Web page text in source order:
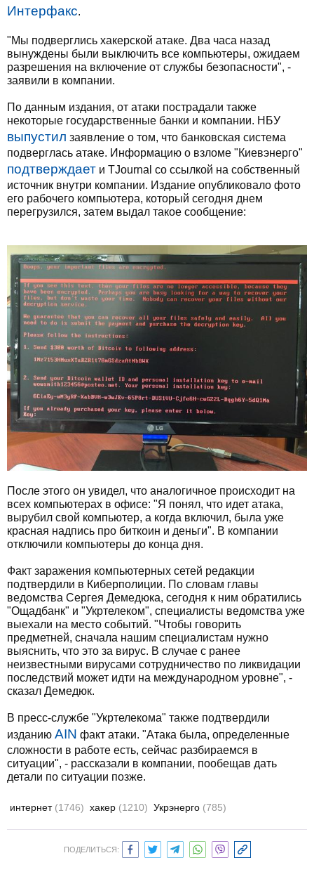
Интерфакс.
"Мы подверглись хакерской атаке. Два часа назад
вынуждены были выключить все компьютеры, ожидаем
разрешения на включение от службы безопасности", -
заявили в компании.
По данным издания, от атаки пострадали также
некоторые государственные банки и компании. НБУ
выпустил заявление о том, что банковская система
подверглась атаке. Информацию о взломе "Киевэнерго"
подтверждает и TJournal со ссылкой на собственный
источник внутри компании. Издание опубликовало фото
его рабочего компьютера, который сегодня днем
перегрузился, затем выдал такое сообщение:
После этого он увидел, что аналогичное происходит на
всех компьютерах в офисе: "Я понял, что идет атака,
вырубил свой компьютер, а когда включил, была уже
красная надпись про биткоин и деньги". В компании
отключили компьютеры до конца дня.
Факт заражения компьютерных сетей редакции
подтвердили в Киберполиции. По словам главы
ведомства Сергея Демедюка, сегодня к ним обратились
"Ощадбанк" и "Укртелеком", специалисты ведомства уже
выехали на место событий. "Чтобы говорить
предметней, сначала нашим специалистам нужно
выяснить, что это за вирус. В случае с ранее
неизвестными вирусами сотрудничество по ликвидации
последствий может идти на международном уровне", -
сказал Демедюк.
В пресс-службе "Укртелекома" также подтвердили
изданию AIN факт атаки. "Атака была, определенные
сложности в работе есть, сейчас разбираемся в
ситуации", - рассказали в компании, пообещав дать
детали по ситуации позже.
интернет (1746) хакер (1210) Укрэнерго (785)
ПОДЕЛИТЬСЯ: